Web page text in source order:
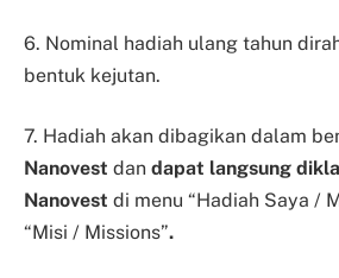
6. Nominal hadiah ulang tahun
bentuk kejutan.
7. Hadiah akan dibagikan dalam
Nanovest dan dapat langsung
Nanovest di menu “Hadiah Saya /
“Misi / Missions”.